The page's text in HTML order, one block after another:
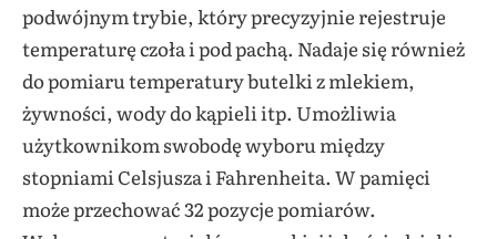
podwójnym trybie, który precyzyjnie rejestruje
temperaturę czoła i pod pachą. Nadaje się również
do pomiaru temperatury butelki z mlekiem,
żywności, wody do kąpieli itp. Umożliwia
użytkownikom swobodę wyboru między
stopniami Celsjusza i Fahrenheita. W pamięci
może przechować 32 pozycje pomiarów.